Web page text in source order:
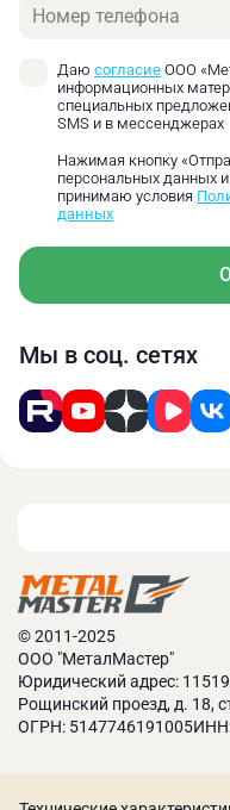
Даю согласие ООО
информационных
специальных
SMS и в мессенджерах
Нажимая кнопку
персональных данных
принимаю условия
данных
Мы в соц. сетях
© 2011-2025
ООО "МеталМастер"
Юридический адрес:
Рощинский проезд, д. 18,
ОГРН: